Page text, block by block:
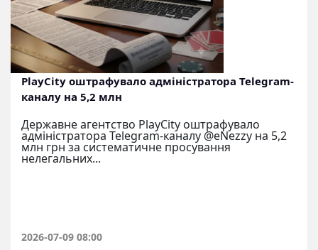
PlayCity оштрафувало адміністратора Telegram-
каналу на 5,2 млн
Державне агентство PlayCity оштрафувало
адміністратора Telegram-каналу @eNezzy на 5,2
млн грн за систематичне просування
нелегальних...
2026-07-09 08:00